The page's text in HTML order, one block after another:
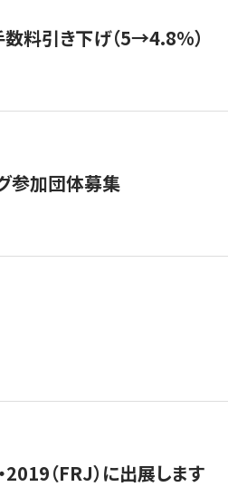
料引き下げ（5→4.8%）
参加団体募集
2019（FRJ）に出展します